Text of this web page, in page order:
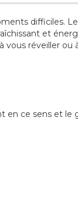
difficiles.
et
réveiller
en ce sens et le